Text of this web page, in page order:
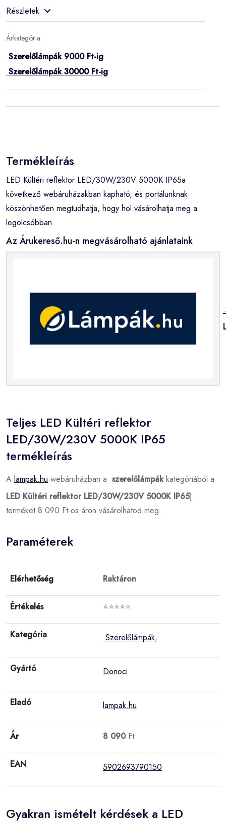
Részletek
Árkategória:
Szerelőlámpák 9000 Ft-ig
Szerelőlámpák 30000 Ft-ig
Termékleírás
LED Kültéri reflektor LED/30W/230V 5000K IP65a
következő webáruházakban kapható, és portálunknak
köszönhetően megtudhatja, hogy hol vásárolhatja meg a
legolcsóbban.
Az Árukereső.hu-n megvásárolható ajánlataink
Teljes LED Kültéri reflektor
LED/30W/230V 5000K IP65
termékleírás
A lampak.hu webáruházban a szerelőlámpákkategóriából a
LED Kültéri reflektor LED/30W/230V 5000K IP65)
terméket 8 090 Ft-os áron vásárolhatod meg.
Paraméterek
Elérhetőség Raktáron
Értékelés ⭐⭐⭐⭐⭐
Kategória Szerelőlámpák,
Gyártó Donoci
Eladó lampak.hu
Ár 8 090Ft
EAN 5902693790150
Gyakran ismételt kérdések a LED